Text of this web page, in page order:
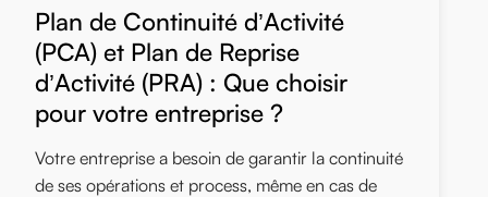
Plan de Continuité d’Activité
(PCA) et Plan de Reprise
d’Activité (PRA) : Que choisir
pour votre entreprise ?
Votre entreprise a besoin de garantir la continuité
de ses opérations et process, même en cas de